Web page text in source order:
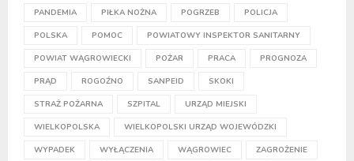
PANDEMIA PIŁKA NOŻNA POGRZEB POLICJA
POLSKA POMOC POWIATOWY INSPEKTOR SANITARNY
POWIAT WĄGROWIECKI POŻAR PRACA PROGNOZA
PRĄD ROGOŹNO SANPEID SKOKI
STRAŻ POŻARNA SZPITAL URZĄD MIEJSKI
WIELKOPOLSKA WIELKOPOLSKI URZĄD WOJEWÓDZKI
WYPADEK WYŁĄCZENIA WĄGROWIEC ZAGROŻENIE